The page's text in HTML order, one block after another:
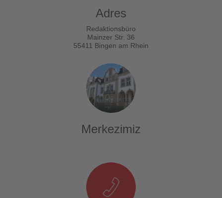
Adres
Redaktionsbüro
Mainzer Str. 36
55411 Bingen am Rhein
Merkezimiz